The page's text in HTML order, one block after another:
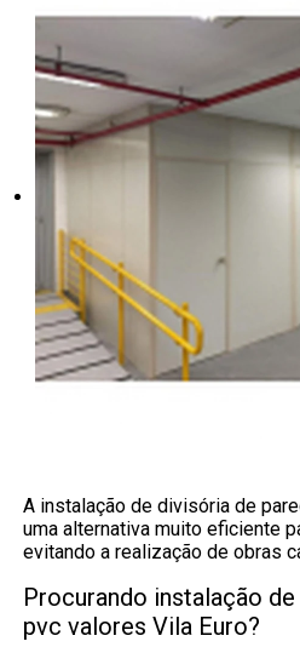
A instalação de divisória de
uma alternativa muito eficiente
evitando a realização de obras
Procurando instalação
pvc valores Vila Euro?